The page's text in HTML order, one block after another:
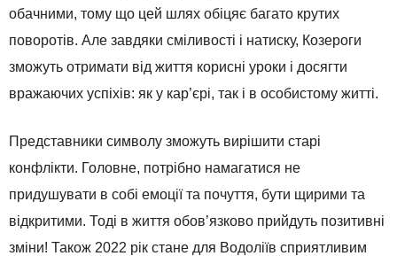
обачними, тому що цей шлях обіцяє багато крутих
поворотів. Але завдяки сміливості і натиску, Козероги
зможуть отримати від життя корисні уроки і досягти
вражаючих успіхів: як у кар’єрі, так і в особистому житті.
Представники символу зможуть вирішити старі
конфлікти. Головне, потрібно намагатися не
придушувати в собі емоції та почуття, бути щирими та
відкритими. Тоді в життя обов’язково прийдуть позитивні
зміни! Також 2022 рік стане для Водоліїв сприятливим